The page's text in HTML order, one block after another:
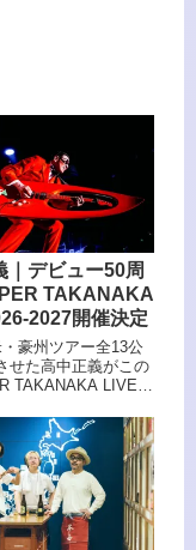
｜デビュー50周
TAKANAKA
2027開催決定
豪州ツアー全13公
せた高中正義がこの
TAKANAKA LIVE
京かつしかシンフォ
モーツァルトホール
2027年2月28日(日)